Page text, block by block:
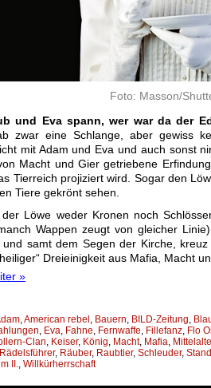
Foto: Masson/
und Eva spann, wer war da der
zwar eine Schlange, aber gewiss
mit Adam und Eva und auch sonst
Macht und Gier getriebene
Tierreich projiziert wird. Sogar den
Tiere gekrönt sehen.
Löwe weder Kronen noch
Wappen zeugt von gleicher
samt dem Segen der Kirche,
Dreieinigkeit aus Mafia, Macht
»
,American rebel , Bauern, BILD-Zeitung,
, Eva, Fahne, Fernwaffe, Fillefanz, Flo
Clan, Keiser, König, Macht, Mafia,
Rädelsführer, Räuber, Raubtier, Schleuder,
II., Willkürherrschaft